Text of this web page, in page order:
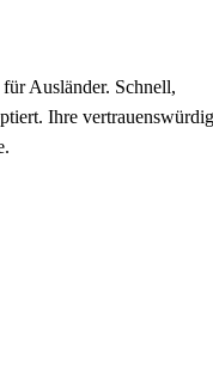
Ausländer. Schnell,
Ihre